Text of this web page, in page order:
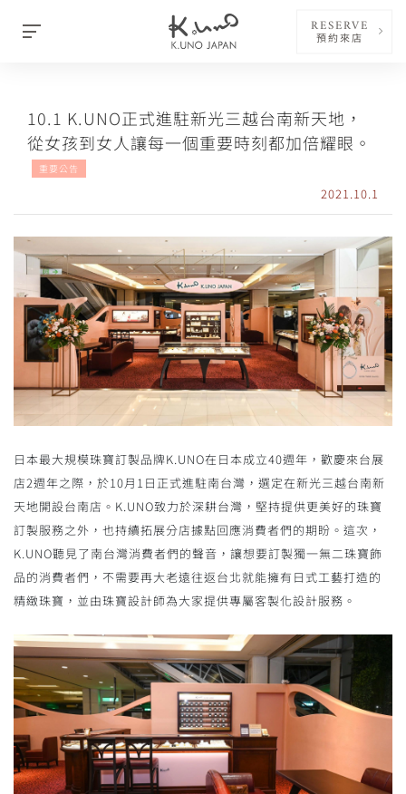
RESERVE
預約來店
10.1 K.UNO正式進駐新光三越台南新天地，
從女孩到女人讓每一個重要時刻都加倍耀眼。
重要公告
2021.10.1
日本最大規模珠寶訂製品牌K.UNO在日本成立40週年，歡慶來台展
店2週年之際，於10月1日正式進駐南台灣，選定在新光三越台南新
天地開設台南店。K.UNO致力於深耕台灣，堅持提供更美好的珠寶
訂製服務之外，也持續拓展分店據點回應消費者們的期盼。這次，
K.UNO聽見了南台灣消費者們的聲音，讓想要訂製獨一無二珠寶飾
品的消費者們，不需要再大老遠往返台北就能擁有日式工藝打造的
精緻珠寶，並由珠寶設計師為大家提供專屬客製化設計服務。